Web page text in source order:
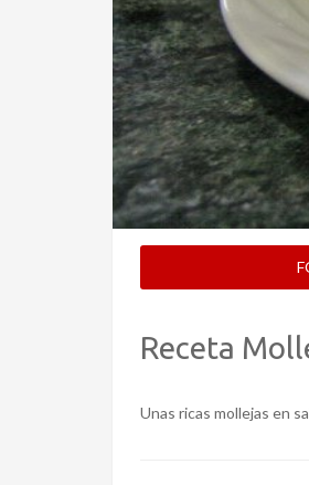
Receta
Unas ricas mollejas en